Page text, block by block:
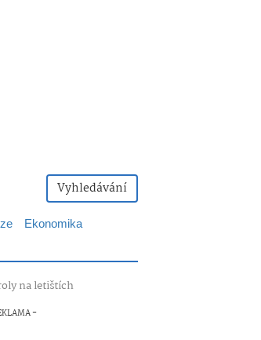
Vyhledávání
Ekonomika
na letištích